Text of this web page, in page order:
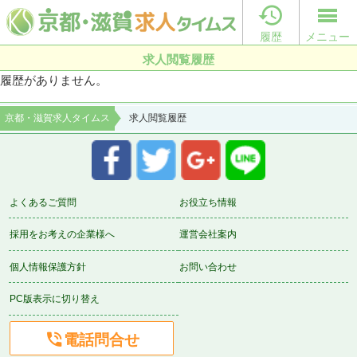

履歴 メニュー
求人閲覧履歴
履歴がありません。
京都・滋賀求人タイムス 求人閲覧履歴
よくあるご質問 お役立ち情報
採用をお考えの企業様へ 運営会社案内
個人情報保護方針 お問い合わせ
PC版表示に切り替え
電話問合せ